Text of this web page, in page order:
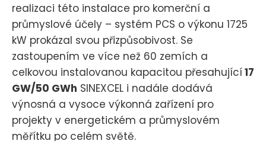
realizaci této instalace pro komerční a
průmyslové účely – systém PCS o výkonu 1725
kW prokázal svou přizpůsobivost. Se
zastoupením ve více než 60 zemích a
celkovou instalovanou kapacitou přesahující17
GW/50 GWh SINEXCEL i nadále dodává
výnosná a vysoce výkonná zařízení pro
projekty v energetickém a průmyslovém
měřítku po celém světě.